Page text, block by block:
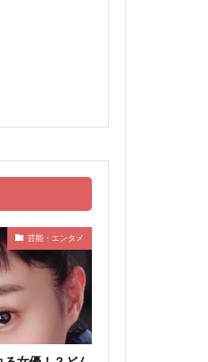
芸能・エンタメ